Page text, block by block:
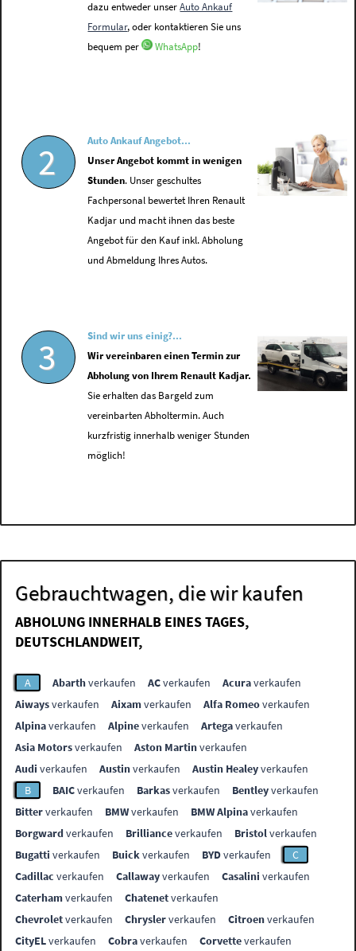
dazu entweder unserAuto Ankauf
Formular, oder kontaktieren Sie uns
bequem per
WhatsApp!
2
Auto Ankauf Angebot...
Unser Angebot kommt in wenigen
Stunden. Unser geschultes
Fachpersonal bewertet Ihren Renault
Kadjar und macht ihnen das beste
Angebot für den Kauf inkl. Abholung
und Abmeldung Ihres Autos.
3
Sind wir uns einig?...
Wir vereinbaren einen Termin zur
Abholung von Ihrem Renault Kadjar.
Sie erhalten das Bargeld zum
vereinbarten Abholtermin. Auch
kurzfristig innerhalb weniger Stunden
möglich!
Gebrauchtwagen, die wir kaufen
ABHOLUNG INNERHALB EINES TAGES,
DEUTSCHLANDWEIT,
A Abarthverkaufen ACverkaufen Acuraverkaufen
Aiwaysverkaufen Aixamverkaufen Alfa Romeoverkaufen
Alpinaverkaufen Alpineverkaufen Artegaverkaufen
Asia Motorsverkaufen Aston Martinverkaufen
Audi verkaufen Austinverkaufen Austin Healeyverkaufen
B
BAICverkaufen Barkasverkaufen Bentleyverkaufen
Bitterverkaufen BMWverkaufen BMW Alpinaverkaufen
Borgwardverkaufen Brillianceverkaufen Bristolverkaufen
Bugatti verkaufen Buickverkaufen BYDverkaufen
C
Cadillac verkaufen Callawayverkaufen Casalini verkaufen
Caterhamverkaufen Chatenetverkaufen
Chevroletverkaufen Chryslerverkaufen Citroenverkaufen
CityELverkaufen Cobraverkaufen Corvetteverkaufen